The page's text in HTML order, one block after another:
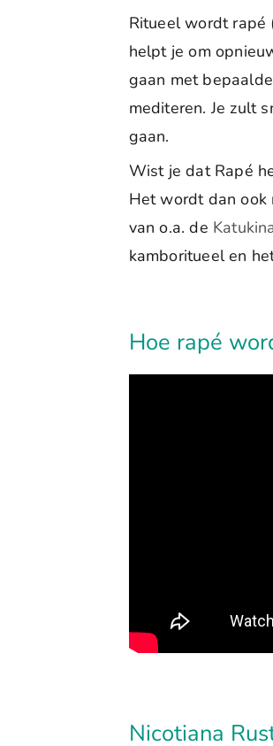
Ritueel wordt rapé
helpt je om
gaan met
mediteren. Je zult
gaan.
Wist je dat Rapé
Het wordt dan ook
van o.a. de
kamboritueel en
Hoe rapé
Nicotiana